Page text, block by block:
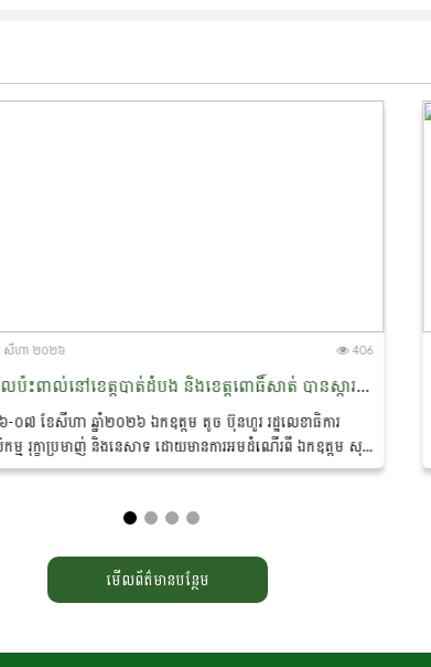
សីហា ២០២៦ 406
ស្រូវរងផលប៉ះពាល់នៅខេត្តបាត់ដំបង និងខេត្តពោធិ៍សាត់ បានស្តារឡើងវិញក្រោយពីក្រសួងស្ថាប័ន និងអាជ្ញាធរពាក់ព័ន្ធ​អន្តរាគមន៍បូមទឹកសង្គ្រោះ
-០៧ ខែសីហា ឆ្នាំ២០២៦ ឯកឧត្តម តូច ប៊ុនហួរ រដ្ឋ​លេខាធិការ
ម រុក្ខាប្រមាញ់ និងនេសាទ ដោយ​មាន​ការអមដំណើរពី ឯកឧត្តម សុខ
ាំងថ្នាក់ដឹកនាំ...
មើលព័ត៌មានបន្ថែម